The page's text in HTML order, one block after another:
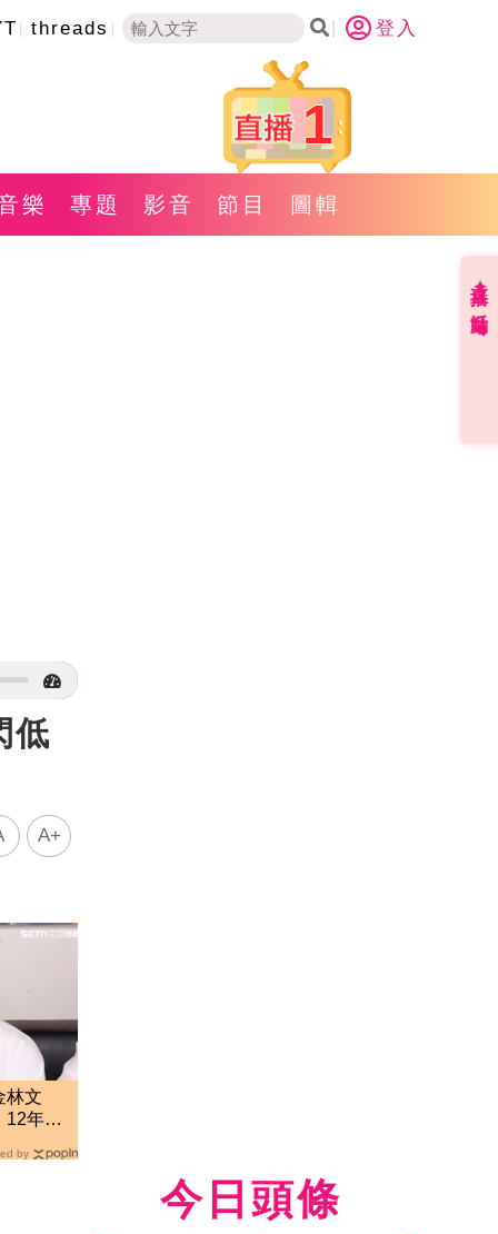
threads 登入
1
樂 專題 影音 節目 圖輯
低
A+
林文
年婚
by
今日頭條
直播✦活動